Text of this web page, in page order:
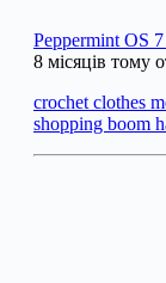
Peppermint OS
8 місяців тому
crochet clothes
shopping boom